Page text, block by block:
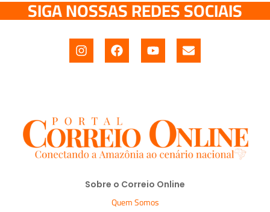
SIGA NOSSAS REDES SOCIAIS
Sobre o Correio Online
Quem Somos